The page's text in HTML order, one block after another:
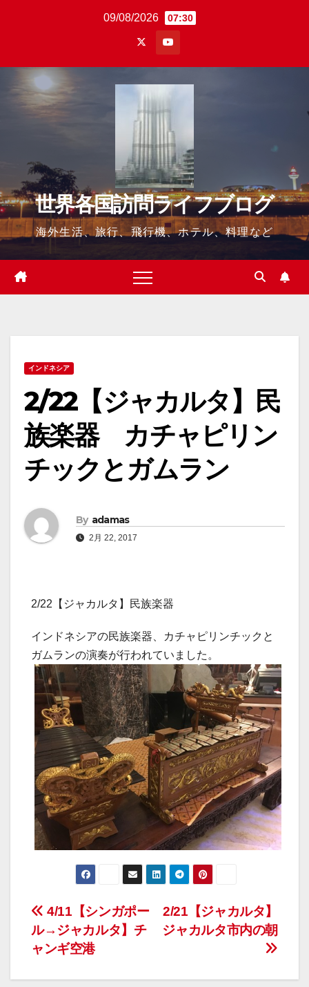
09/08/2026 07:30
世界各国訪問ライフブログ
海外生活、旅行、飛行機、ホテル、料理など
インドネシア
2/22【ジャカルタ】民
族楽器 カチャピリン
チックとガムラン
By adamas
2月 22, 2017
2/22【ジャカルタ】民族楽器
インドネシアの民族楽器、カチャピリンチックと
ガムランの演奏が行われていました。
投
稿
ナ
2/21【ジャカルタ】
ジャカルタ市内の朝
4/11【シンガポー
ル→ジャカルタ】チ
ャンギ空港